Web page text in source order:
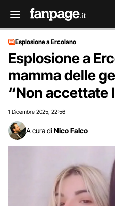
Esplosione a Ercolano
Esplosione a
mamma delle
“Non accettate
1 Dicembre 2025 22:56
A cura di Nico Falco